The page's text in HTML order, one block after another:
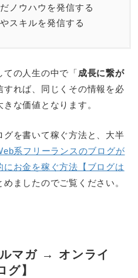
ノウハウを発信する
スキルを発信する
ての人生の中で「成長に繋が
すれば、同じくその情報を必
な価値となります。
グを書いて稼ぐ方法と、大半
系フリーランスのブログが
にお金を稼ぐ方法【ブログは
ましたのでご覧ください。
マガ → オンライ
】